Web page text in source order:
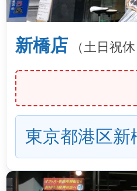
新橋店 （土日祝休
東京都港区新